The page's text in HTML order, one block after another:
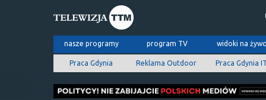
nasze programy program TV widoki na
Praca Gdynia Reklama Outdoor Praca Gdynia